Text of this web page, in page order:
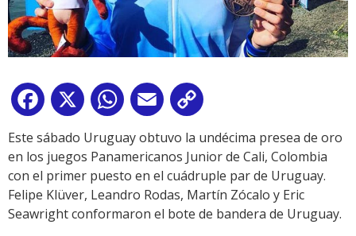
Facebook
X WhatsApp
Email
Link
Este sábado Uruguay obtuvo la undécima presea de oro
en los juegos Panamericanos Junior de Cali, Colombia
con el primer puesto en el cuádruple par de Uruguay.
Felipe Klüver, Leandro Rodas, Martín Zócalo y Eric
Seawright conformaron el bote de bandera de Uruguay.